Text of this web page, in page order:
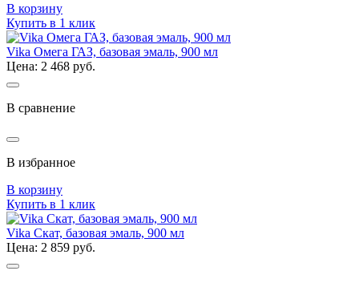
В корзину
Купить в 1 клик
Vika Омега ГАЗ, базовая эмаль, 900 мл
Цена: 2 468 руб.
В сравнение
В избранное
В корзину
Купить в 1 клик
Vika Скат, базовая эмаль, 900 мл
Цена: 2 859 руб.